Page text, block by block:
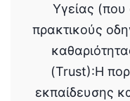
Υγείας (που
πρακτικούς
(Trust):Η
εκπαίδευσης